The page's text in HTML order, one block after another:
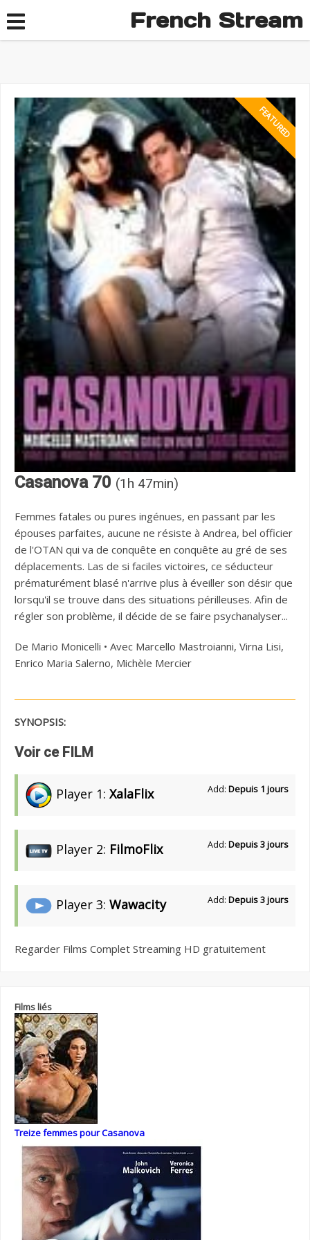
French Stream
Casanova 70 (1h 47min)
Femmes fatales ou pures ingénues, en passant par les
épouses parfaites, aucune ne résiste à Andrea, bel officier
de l'OTAN qui va de conquête en conquête au gré de ses
déplacements. Las de si faciles victoires, ce séducteur
prématurément blasé n'arrive plus à éveiller son désir que
lorsqu'il se trouve dans des situations périlleuses. Afin de
régler son problème, il décide de se faire psychanalyser...
De Mario Monicelli • Avec Marcello Mastroianni, Virna Lisi,
Enrico Maria Salerno, Michèle Mercier
SYNOPSIS:
Voir ce FILM
Player 1: XalaFlix Add: Depuis 1 jours
Player 2: FilmoFlix Add: Depuis 3 jours
Player 3: Wawacity Add: Depuis 3 jours
Regarder Films Complet Streaming HD gratuitement
Films liés
Treize femmes pour Casanova